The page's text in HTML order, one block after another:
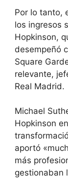
Por lo tanto,
los ingresos
Hopkinson,
desempeñó
Square
relevante,
Real Madrid.
Michael
Hopkinson
aportó
más
gestionaban